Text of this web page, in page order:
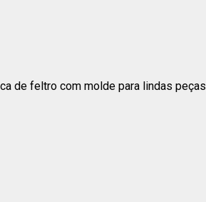
de feltro com molde para lindas peças